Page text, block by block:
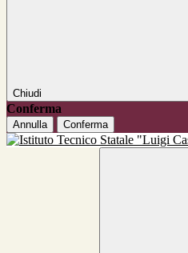
Chiudi
Conferma
Annulla Conferma